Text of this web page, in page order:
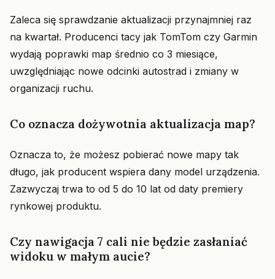
Zaleca się sprawdzanie aktualizacji przynajmniej raz
na kwartał. Producenci tacy jak TomTom czy Garmin
wydają poprawki map średnio co 3 miesiące,
uwzględniając nowe odcinki autostrad i zmiany w
organizacji ruchu.
Co oznacza dożywotnia aktualizacja map?
Oznacza to, że możesz pobierać nowe mapy tak
długo, jak producent wspiera dany model urządzenia.
Zazwyczaj trwa to od 5 do 10 lat od daty premiery
rynkowej produktu.
Czy nawigacja 7 cali nie będzie zasłaniać
widoku w małym aucie?